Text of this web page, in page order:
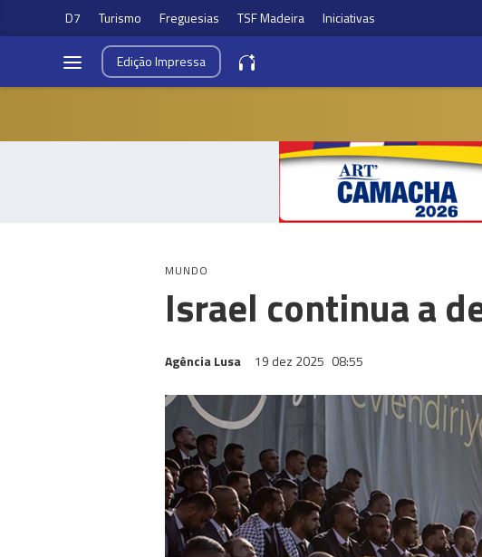
D7 Turismo Freguesias TSF Madeira Iniciativas
EdiçãoImpressa
MUNDO
Israel continua a
Agência Lusa 19 dez 2025 08:55